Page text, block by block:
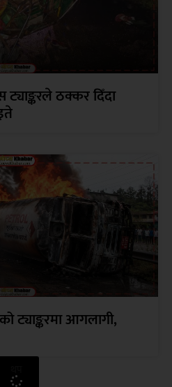
ट्याङ्करले ठक्कर दिँदा
ट्याङ्करमा आगलागी,